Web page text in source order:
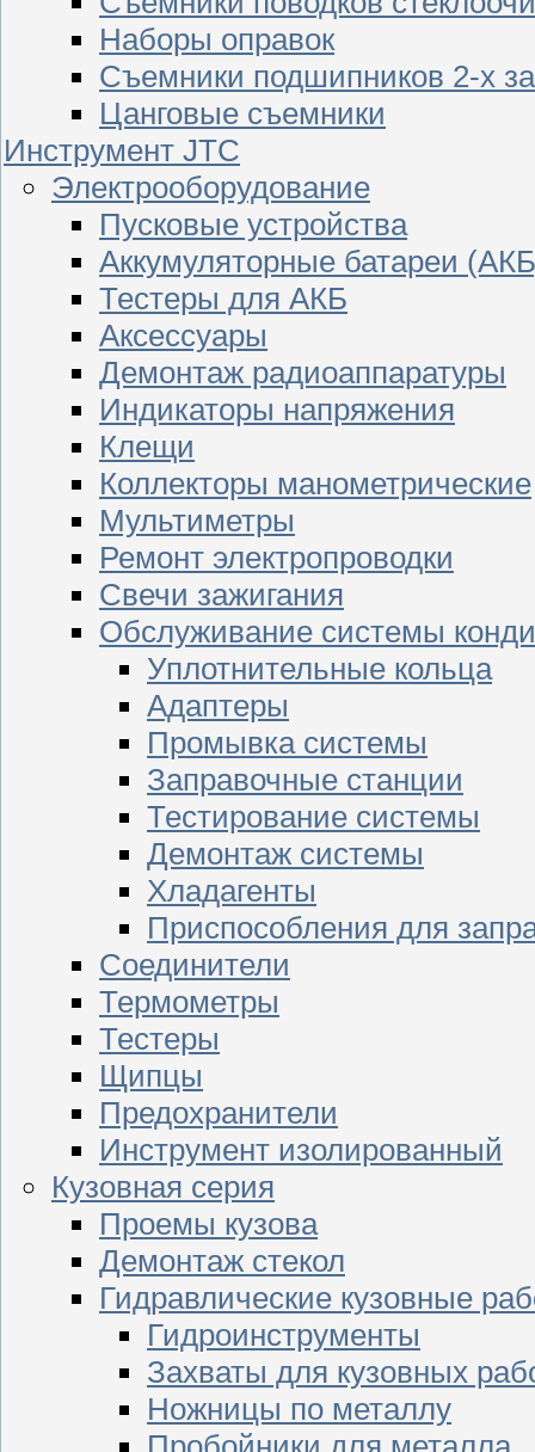
Наборы оправок
Съемники подшипников 2-х
Цанговые съемники
Инструмент JTC
Электрооборудование
Пусковые устройства
Аккумуляторные батареи
Тестеры для АКБ
Аксессуары
Демонтаж радиоаппаратуры
Индикаторы напряжения
Клещи
Коллекторы манометрические
Мультиметры
Ремонт электропроводки
Свечи зажигания
Обслуживание системы
Уплотнительные кольца
Адаптеры
Промывка системы
Заправочные станции
Тестирование системы
Демонтаж системы
Хладагенты
Приспособления для
Соединители
Термометры
Тестеры
Щипцы
Предохранители
Инструмент изолированный
Кузовная серия
Проемы кузова
Демонтаж стекол
Гидравлические кузовные
Гидроинструменты
Захваты для кузовных
Ножницы по металлу